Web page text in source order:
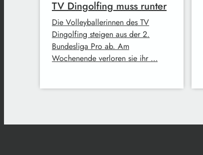
TV Dingolfing muss runter
Die Volleyballerinnen des TV
Dingolfing steigen aus der 2.
Bundesliga Pro ab. Am
Wochenende verloren sie ihr …